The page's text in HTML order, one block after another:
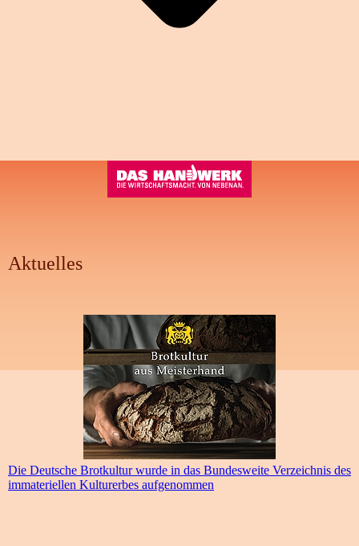
Aktuelles
Die Deutsche Brotkultur wurde in das Bundesweite Verzeichnis des
immateriellen Kulturerbes aufgenommen